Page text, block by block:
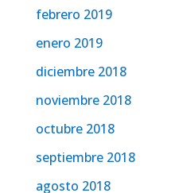
febrero 2019
enero 2019
diciembre 2018
noviembre 2018
octubre 2018
septiembre 2018
agosto 2018